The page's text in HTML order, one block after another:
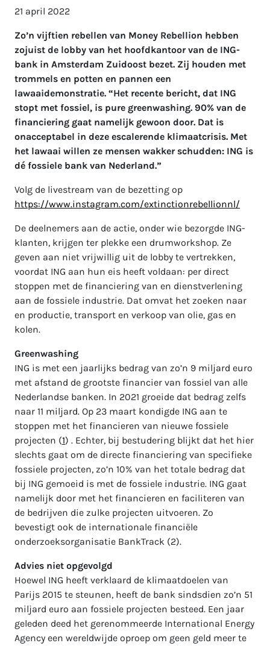
21 april 2022
Zo’n vijftien rebellen van Money Rebellion hebben
zojuist de lobby van het hoofdkantoor van de ING-
bank in Amsterdam Zuidoost bezet. Zij houden met
trommels en potten en pannen een
lawaaidemonstratie. “Het recente bericht, dat ING
stopt met fossiel, is pure greenwashing. 90% van de
financiering gaat namelijk gewoon door. Dat is
onacceptabel in deze escalerende klimaatcrisis. Met
het lawaai willen ze mensen wakker schudden: ING is
dé fossiele bank van Nederland.”
Volg de livestream van de bezetting op
https://www.instagram.com/extinctionrebellionnl/
De deelnemers aan de actie, onder wie bezorgde ING-
klanten, krijgen ter plekke een drumworkshop. Ze
geven aan niet vrijwillig uit de lobby te vertrekken,
voordat ING aan hun eis heeft voldaan: per direct
stoppen met de financiering van en dienstverlening
aan de fossiele industrie. Dat omvat het zoeken naar
en productie, transport en verkoop van olie, gas en
kolen.
Greenwashing
ING is met een jaarlijks bedrag van zo’n 9 miljard euro
met afstand de grootste financier van fossiel van alle
Nederlandse banken. In 2021 groeide dat bedrag zelfs
naar 11 miljard. Op 23 maart kondigde ING aan te
stoppen met het financieren van nieuwe fossiele
projecten (1) . Echter, bij bestudering blijkt dat het hier
slechts gaat om de directe financiering van specifieke
fossiele projecten, zo’n 10% van het totale bedrag dat
bij ING gemoeid is met de fossiele industrie. ING gaat
namelijk door met het financieren en faciliteren van
de bedrijven die zulke projecten uitvoeren. Zo
bevestigt ook de internationale financiële
onderzoeksorganisatie BankTrack (2).
Advies niet opgevolgd
Hoewel ING heeft verklaard de klimaatdoelen van
Parijs 2015 te steunen, heeft de bank sindsdien zo’n 51
miljard euro aan fossiele projecten besteed. Een jaar
geleden deed het gerenommeerde International Energy
Agency een wereldwijde oproep om geen geld meer te